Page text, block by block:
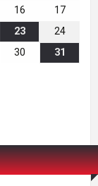
16
17
23
24
30 31